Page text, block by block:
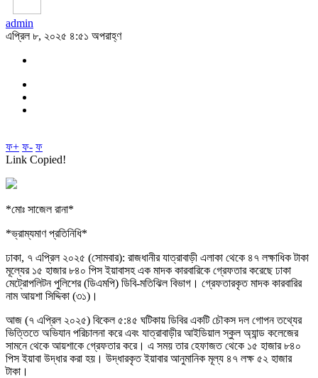
admin
এপ্রিল ৮, ২০২৫ ৪:৫১ অপরাহ্ণ
ফ+ ফ- ফ
Link Copied!
*মোঃ সাজেল রানা*
*ভ্রাম্যমাণ প্রতিনিধি*
ঢাকা, ৭ এপ্রিল ২০২৫ (সোমবার): রাজধানীর যাত্রাবাড়ী এলাকা থেকে ৪৭ লক্ষাধিক টাকা
মূল্যের ১৫ হাজার ৮৪০ পিস ইয়াবাসহ এক মাদক কারবারিকে গ্রেফতার করেছে ঢাকা
মেট্রোপলিটন পুলিশের (ডিএমপি) ডিবি-মতিঝিল বিভাগ। গ্রেফতারকৃত মাদক কারবারির
নাম আয়শা সিদ্দিকা (৩১)।
আজ (৭ এপ্রিল ২০২৫) বিকেল ৫:৪৫ ঘটিকায় ডিবির একটি চৌকস দল গোপন তথ্যের
ভিত্তিতে অভিযান পরিচালনা করে এবং যাত্রাবাড়ীর আইডিয়াল স্কুল অ্যান্ড কলেজের
সামনে থেকে আয়শাকে গ্রেফতার করে। এ সময় তার হেফাজত থেকে ১৫ হাজার ৮৪০
পিস ইয়াবা উদ্ধার করা হয়। উদ্ধারকৃত ইয়াবার আনুমানিক মূল্য ৪৭ লক্ষ ৫২ হাজার
টাকা।